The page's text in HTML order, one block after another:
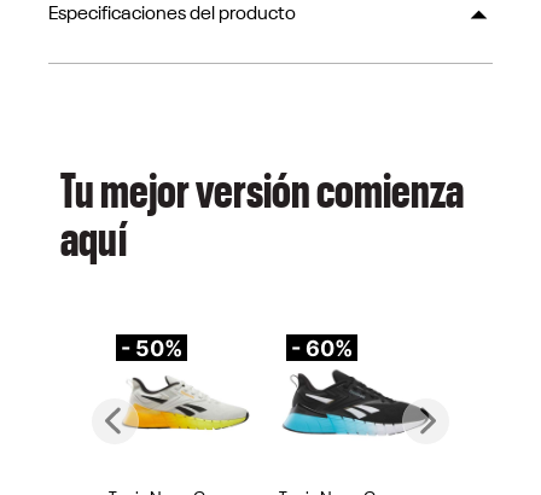
Especificaciones del producto
Tu mejor versión comienza
aquí
- 50% - 60%
Previous